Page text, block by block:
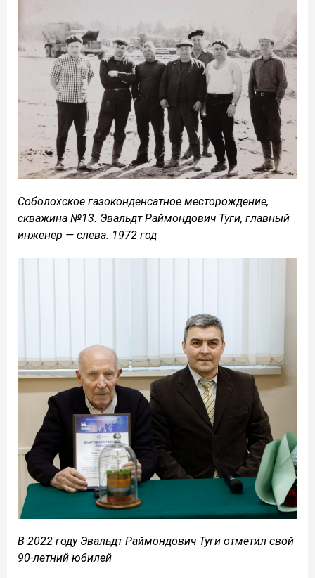
Соболохское газоконденсатное месторождение,
скважина №13. Эвальдт Раймондович Туги, главный
инженер — слева. 1972 год
В 2022 году Эвальдт Раймондович Туги отметил свой
90-летний юбилей